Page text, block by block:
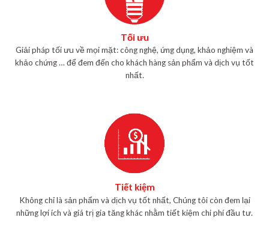
Tối ưu
Giải pháp tối ưu về mọi mặt: công nghệ, ứng dụng, khảo nghiệm và
khảo chứng … để đem đến cho khách hàng sản phẩm và dịch vụ tốt
nhất.
Tiết kiệm
Không chỉ là sản phẩm và dịch vụ tốt nhất, Chúng tôi còn đem lại
những lợi ích và giá trị gia tăng khác nhằm tiết kiệm chi phí đầu tư.